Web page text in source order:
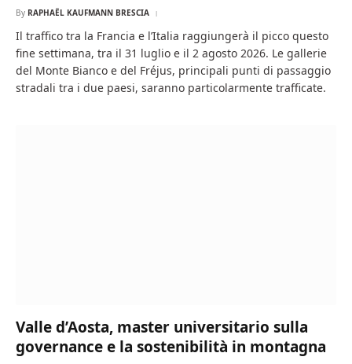
By RAPHAËL KAUFMANN BRESCIA
Il traffico tra la Francia e l’Italia raggiungerà il picco questo
fine settimana, tra il 31 luglio e il 2 agosto 2026. Le gallerie
del Monte Bianco e del Fréjus, principali punti di passaggio
stradali tra i due paesi, saranno particolarmente trafficate.
Valle d’Aosta, master universitario sulla
governance e la sostenibilità in montagna